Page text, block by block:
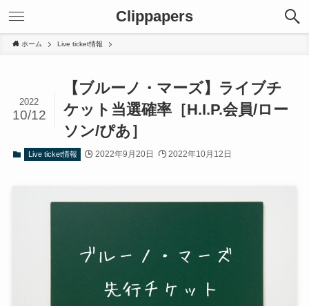
Clippapers
ホーム Live ticket情報
【ブルーノ・マーズ】ライブチ
ケット当選確率［H.I.P.会員/ロー
ソン/ぴあ］
2022
10/12
Live ticket情報 2022年9月20日 2022年10月12日